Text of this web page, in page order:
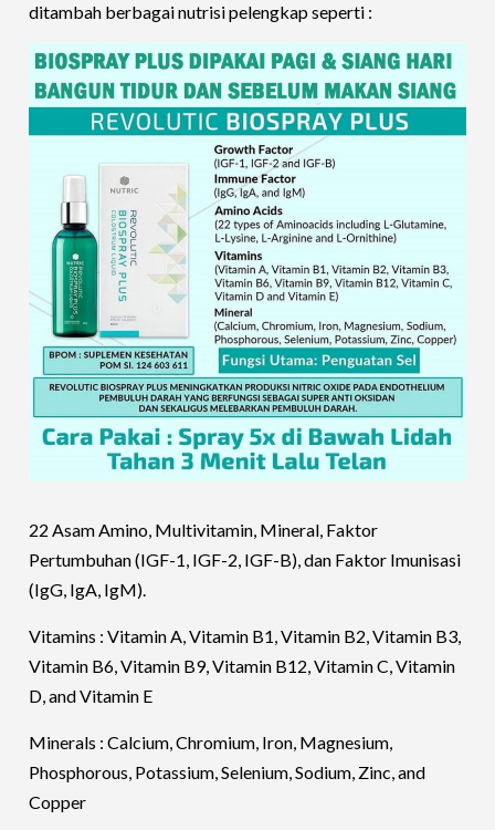
ditambah berbagai nutrisi pelengkap seperti :
22 Asam Amino, Multivitamin, Mineral, Faktor
Pertumbuhan (IGF-1, IGF-2, IGF-B), dan Faktor Imunisasi
(IgG, IgA, IgM).
Vitamins : Vitamin A, Vitamin B1, Vitamin B2, Vitamin B3,
Vitamin B6, Vitamin B9, Vitamin B12, Vitamin C, Vitamin
D, and Vitamin E
Minerals : Calcium, Chromium, Iron, Magnesium,
Phosphorous, Potassium, Selenium, Sodium, Zinc, and
Copper